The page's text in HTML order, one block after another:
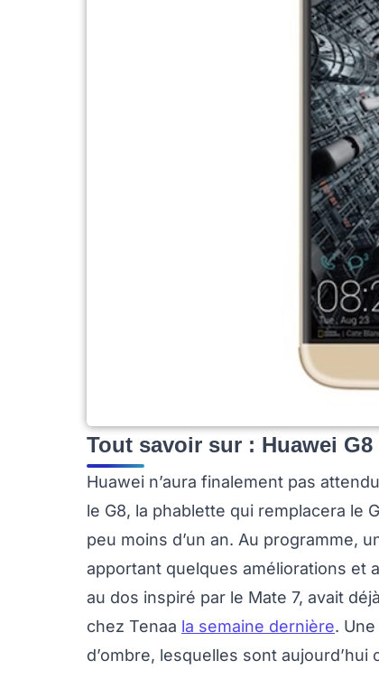
Tout savoir sur : Huawei
Huawei n’aura finalement pas
le G8, la phablette qui remplacera le
peu moins d’un an. Au programme,
apportant quelques améliorations et
au dos inspiré par le Mate 7, avait
chez Tenaa la semaine dernière.
d’ombre, lesquelles sont aujourd’hui